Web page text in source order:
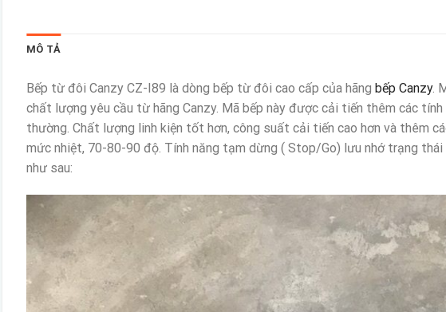
MÔ TẢ
Bếp từ đôi Canzy CZ-I89 là dòng bếp từ đôi cao cấp của hãng bếp Canzy.
chất lượng yêu cầu từ hãng Canzy. Mã bếp này được cải tiến thêm các
thường. Chất lượng linh kiện tốt hơn, công suất cải tiến cao hơn và thêm
mức nhiệt, 70-80-90 độ. Tính năng tạm dừng ( Stop/Go) lưu nhớ trạng
như sau: